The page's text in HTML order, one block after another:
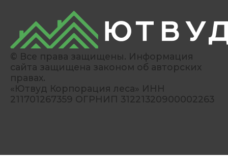
© Все права защищены. Информация
сайта защищена законом об авторских
правах.
«Ютвуд Корпорация леса» ИНН
211701267359 ОГРНИП 31221320900002263